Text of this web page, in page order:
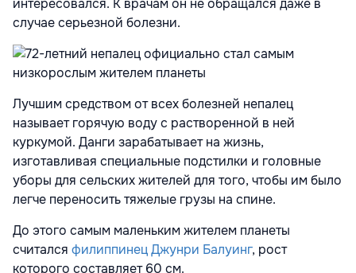
интересовался. К врачам он не обращался даже в
случае серьезной болезни.
Лучшим средством от всех болезней непалец
называет горячую воду с растворенной в ней
куркумой. Данги зарабатывает на жизнь,
изготавливая специальные подстилки и головные
уборы для сельских жителей для того, чтобы им было
легче переносить тяжелые грузы на спине.
До этого самым маленьким жителем планеты
считался филиппинец Джунри Балуинг, рост
которого составляет 60 см.